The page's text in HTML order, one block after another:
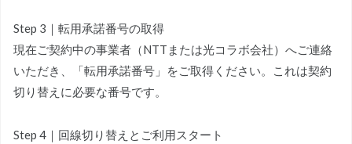
Step 3｜転用承諾番号の取得
現在ご契約中の事業者（NTTまたは光コラボ会社）へご連絡
いただき、「転用承諾番号」をご取得ください。これは契約
切り替えに必要な番号です。
Step 4｜回線切り替えとご利用スタート